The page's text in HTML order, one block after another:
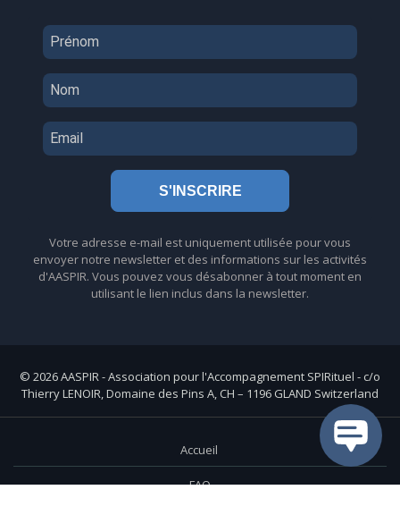
S'INSCRIRE
Votre adresse e-mail est uniquement utilisée pour vous
envoyer notre newsletter et des informations sur les activités
d'AASPIR. Vous pouvez vous désabonner à tout moment en
utilisant le lien inclus dans la newsletter.
© 2026 AASPIR - Association pour l'Accompagnement SPIRituel - c/o
Thierry LENOIR, Domaine des Pins A, CH – 1196 GLAND Switzerland
Accueil
FAQ